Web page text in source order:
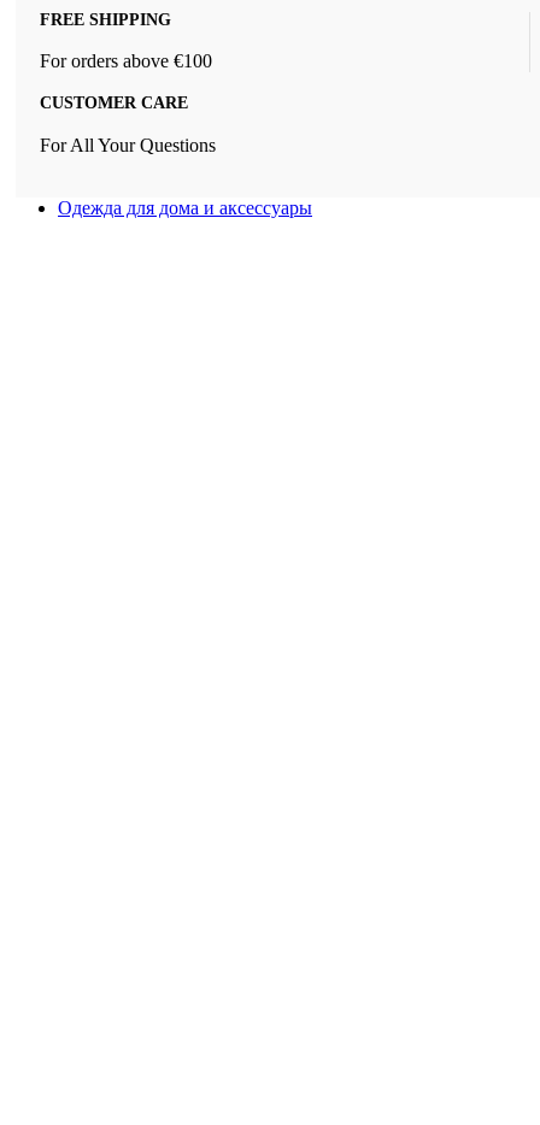
FREE SHIPPING
For orders above €100
CUSTOMER CARE
For All Your Questions
Одежда для дома и аксессуары